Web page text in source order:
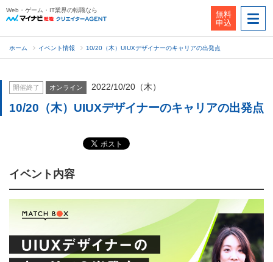
Web・ゲーム・IT業界の転職なら
無料
申込
ホーム イベント情報 10/20（木）UIUXデザイナーのキャリアの出発点
開催終了 オンライン 2022/10/20（木）
10/20（木）UIUXデザイナーのキャリアの出発点
イベント内容